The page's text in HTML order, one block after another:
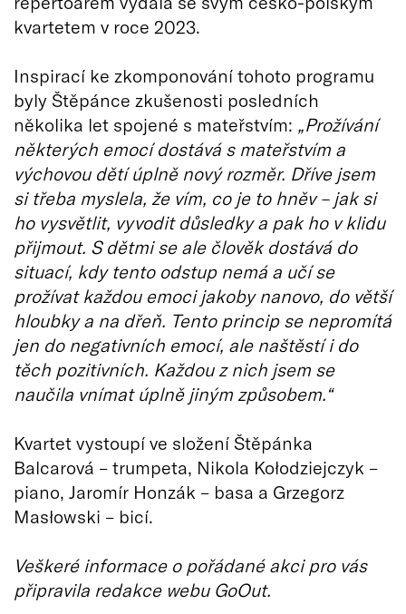
kvartetem v roce 2023.
Inspirací ke zkomponování tohoto programu
byly Štěpánce zkušenosti posledních
několika let spojené s mateřstvím: „Prožívání
některých emocí dostává s mateřstvím a
výchovou dětí úplně nový rozměr. Dříve jsem
si třeba myslela, že vím, co je to hněv – jak si
ho vysvětlit, vyvodit důsledky a pak ho v klidu
přijmout. S dětmi se ale člověk dostává do
situací, kdy tento odstup nemá a učí se
prožívat každou emoci jakoby nanovo, do větší
hloubky a na dřeň. Tento princip se nepromítá
jen do negativních emocí, ale naštěstí i do
těch pozitivních. Každou z nich jsem se
naučila vnímat úplně jiným způsobem.“
Kvartet vystoupí ve složení Štěpánka
Balcarová – trumpeta, Nikola Kołodziejczyk –
piano, Jaromír Honzák – basa a Grzegorz
Masłowski – bicí.
Veškeré informace o pořádané akci pro vás
připravila redakce webu GoOut.